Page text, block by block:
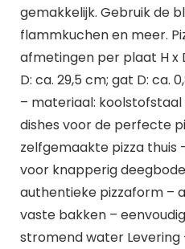
gemakkelijk. Gebruik de
flammkuchen en meer.
afmetingen per plaat H x
D: ca. 29,5 cm; gat D: ca.
– materiaal: koolstofstaal
dishes voor de perfecte
zelfgemaakte pizza thuis
voor knapperig
authentieke pizzaform –
vaste bakken –
stromend water Levering